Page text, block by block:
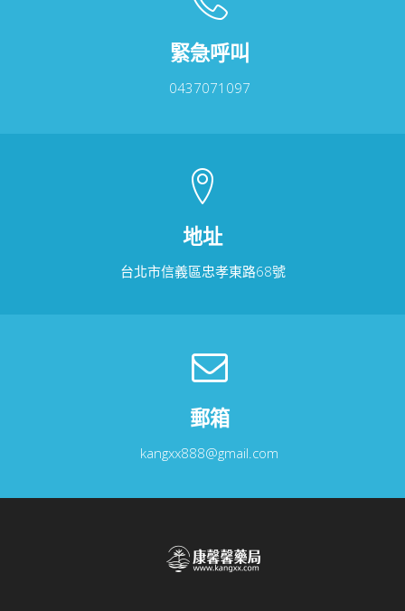
緊急呼叫
0437071097
地址
台北市信義區忠孝東路68號
郵箱
kangxx888@gmail.com